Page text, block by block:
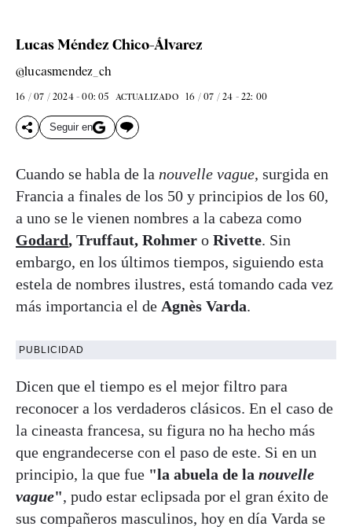
Lucas Méndez Chico-Álvarez
@lucasmendez_ch
16 / 07 / 2024 - 00: 05 ACTUALIZADO 16 / 07 / 24 - 22: 00
Seguir en
Cuando se habla de la nouvelle vague, surgida en
Francia a finales de los 50 y principios de los 60,
a uno se le vienen nombres a la cabeza como
Godard, Truffaut, Rohmer o Rivette. Sin
embargo, en los últimos tiempos, siguiendo esta
estela de nombres ilustres, está tomando cada vez
más importancia el de Agnès Varda.
PUBLICIDAD
Dicen que el tiempo es el mejor filtro para
reconocer a los verdaderos clásicos. En el caso de
la cineasta francesa, su figura no ha hecho más
que engrandecerse con el paso de este. Si en un
principio, la que fue "la abuela de la nouvelle
vague", pudo estar eclipsada por el gran éxito de
sus compañeros masculinos, hoy en día Varda se